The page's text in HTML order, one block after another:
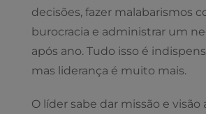
decisões, fazer malabarismos
burocracia e administrar um
após ano. Tudo isso é
mas liderança é muito mais.
O líder sabe dar missão e visão